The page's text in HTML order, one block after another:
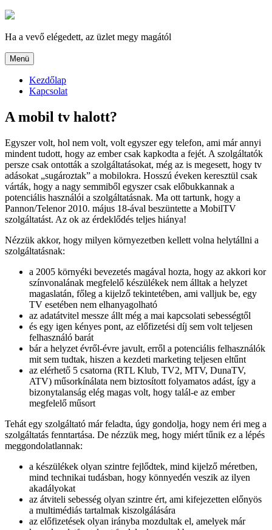
Tartalomhoz
Ha a vevő elégedett, az üzlet megy magától
Menü
Kezdőlap
Kapcsolat
A mobil tv halott?
Egyszer volt, hol nem volt, volt egyszer egy telefon, ami már annyi
mindent tudott, hogy az ember csak kapkodta a fejét. A szolgáltatók
persze csak ontották a szolgáltatásokat, még az is megesett, hogy tv
adásokat „sugároztak” a mobilokra. Hosszú éveken keresztül csak
várták, hogy a nagy semmiből egyszer csak előbukkannak a
potenciális használói a szolgáltatásnak. Ma ott tartunk, hogy a
Pannon/Telenor 2010. május 18-ával beszüntette a MobilTV
szolgáltatást. Az ok az érdeklődés teljes hiánya!
Nézzük akkor, hogy milyen környezetben kellett volna helytállni a
szolgáltatásnak:
a 2005 környéki bevezetés magával hozta, hogy az akkori kor
színvonalának megfelelő készülékek nem álltak a helyzet
magaslatán, főleg a kijelző tekintetében, ami valljuk be, egy
TV esetében nem elhanyagolható
az adatátvitel messze állt még a mai kapcsolati sebességtől
és egy igen kényes pont, az előfizetési díj sem volt teljesen
felhasználó barát
bár a helyzet évről-évre javult, erről a potenciális felhasználók
mit sem tudtak, hiszen a kezdeti marketing teljesen eltűnt
az elérhető 5 csatorna (RTL Klub, TV2, MTV, DunaTV,
ATV) műsorkínálata nem biztosított folyamatos adást, így a
bizonytalanság elég magas volt, hogy talál-e az ember
megfelelő műsort
Tehát egy szolgáltató már feladta, úgy gondolja, hogy nem éri meg a
szolgáltatás fenntartása. De nézzük meg, hogy miért tűnik ez a lépés
meggondolatlannak:
a készülékek olyan szintre fejlődtek, mind kijelző méretben,
mind technikai tudásban, hogy könnyedén veszik az ilyen
akadályokat
az átviteli sebesség olyan szintre ért, ami kifejezetten előnyös
a multimédiás tartalmak kiszolgálására
az előfizetések olyan irányba mozdultak el, amelyek már